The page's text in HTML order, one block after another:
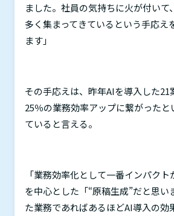
ました。社員の気持ちに火が付いて
多く集まってきているという手応え
ます」
その手応えは、昨年AIを導入した21
25％の業務効率アップに繋がった
ていると言える。
「業務効率化として一番インパク
を中心とした「“原稿生成”だと思い
た業務であればあるほどAI導入の効